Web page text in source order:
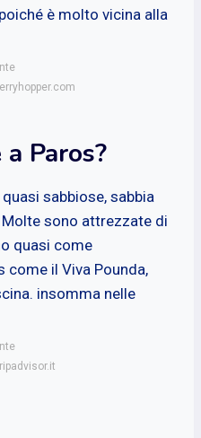
è molto vicina alla
Paros?
sabbiose, sabbia
sono attrezzate di
quasi come
come il Viva Pounda,
insomma nelle